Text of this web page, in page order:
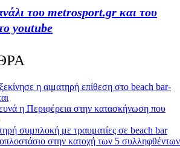
του metrosport.gr και του
youtube
η αιματηρή επίθεση στο beach bar-
η Περιφέρεια στην κατασκήνωση που
συμπλοκή με τραυματίες σε beach bar
στην κατοχή των 5 συλληφθέντων